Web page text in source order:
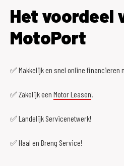
Het voordeel
MotoPort
✅ Makkelijk en snel online financieren
✅ Zakelijk een Motor Leasen!
✅ Landelijk Servicenetwerk!
✅ Haal en Breng Service!